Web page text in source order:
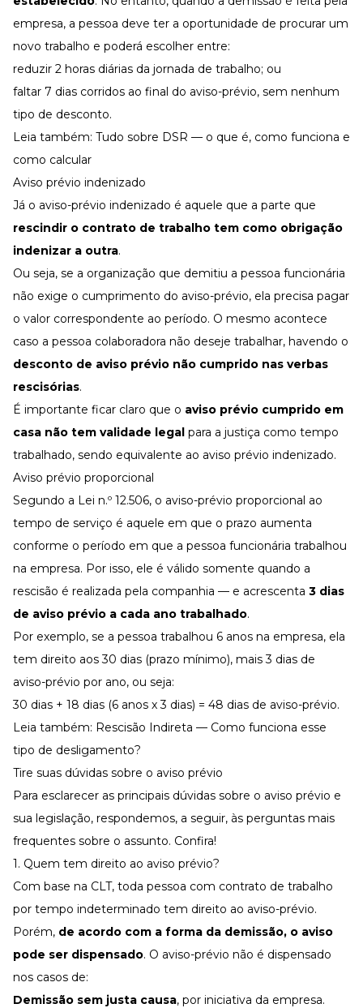
empresa, a pessoa deve ter a oportunidade de procurar um
novo trabalho e poderá escolher entre:
reduzir 2 horas diárias da jornada de trabalho; ou
faltar 7 dias corridos ao final do aviso-prévio, sem nenhum
tipo de desconto.
Leia também: Tudo sobre DSR — o que é, como funciona e
como calcular
Aviso prévio indenizado
Já o aviso-prévio indenizado é aquele que a parte que
rescindir o contrato de trabalho tem como obrigação
indenizar a outra.
Ou seja, se a organização que demitiu a pessoa funcionária
não exige o cumprimento do aviso-prévio, ela precisa pagar
o valor correspondente ao período. O mesmo acontece
caso a pessoa colaboradora não deseje trabalhar, havendo o
desconto de aviso prévio não cumprido nas verbas
rescisórias.
É importante ficar claro que o aviso prévio cumprido em
casa não tem validade legal para a justiça como tempo
trabalhado, sendo equivalente ao aviso prévio indenizado.
Aviso prévio proporcional
Segundo a Lei n.º 12.506, o aviso-prévio proporcional ao
tempo de serviço é aquele em que o prazo aumenta
conforme o período em que a pessoa funcionária trabalhou
na empresa. Por isso, ele é válido somente quando a
rescisão é realizada pela companhia — e acrescenta 3 dias
de aviso prévio a cada ano trabalhado.
Por exemplo, se a pessoa trabalhou 6 anos na empresa, ela
tem direito aos 30 dias (prazo mínimo), mais 3 dias de
aviso-prévio por ano, ou seja:
30 dias + 18 dias (6 anos x 3 dias) = 48 dias de aviso-prévio.
Leia também: Rescisão Indireta — Como funciona esse
tipo de desligamento?
Tire suas dúvidas sobre o aviso prévio
Para esclarecer as principais dúvidas sobre o aviso prévio e
sua legislação, respondemos, a seguir, às perguntas mais
frequentes sobre o assunto. Confira!
1. Quem tem direito ao aviso prévio?
Com base na CLT, toda pessoa com contrato de trabalho
por tempo indeterminado tem direito ao aviso-prévio.
Porém, de acordo com a forma da demissão, o aviso
pode ser dispensado. O aviso-prévio não é dispensado
nos casos de:
Demissão sem justa causa, por iniciativa da empresa.